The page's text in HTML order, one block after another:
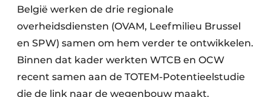
België werken de drie regionale
overheidsdiensten (OVAM, Leefmilieu Brussel
en SPW) samen om hem verder te ontwikkelen.
Binnen dat kader werkten WTCB en OCW
recent samen aan de TOTEM-Potentieelstudie
die de link naar de wegenbouw maakt.